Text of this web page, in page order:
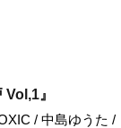
』
/ 中島ゆうた /